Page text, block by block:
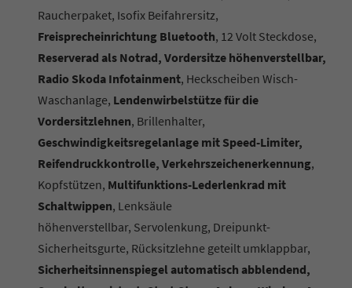
Raucherpaket, Isofix Beifahrersitz,
Freisprecheinrichtung Bluetooth, 12 Volt Steckdose,
Reserverad als Notrad, Vordersitze höhenverstellbar,
Radio Skoda Infotainment, Heckscheiben Wisch-
Waschanlage, Lendenwirbelstütze für die
Vordersitzlehnen, Brillenhalter,
Geschwindigkeitsregelanlage mit Speed-Limiter,
Reifendruckkontrolle, Verkehrszeichenerkennung,
Kopfstützen, Multifunktions-Lederlenkrad mit
Schaltwippen, Lenksäule
höhenverstellbar, Servolenkung, Dreipunkt-
Sicherheitsgurte, Rücksitzlehne geteilt umklappbar,
Sicherheitsinnenspiegel automatisch abblendend,